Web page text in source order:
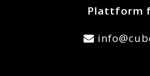
Plattform